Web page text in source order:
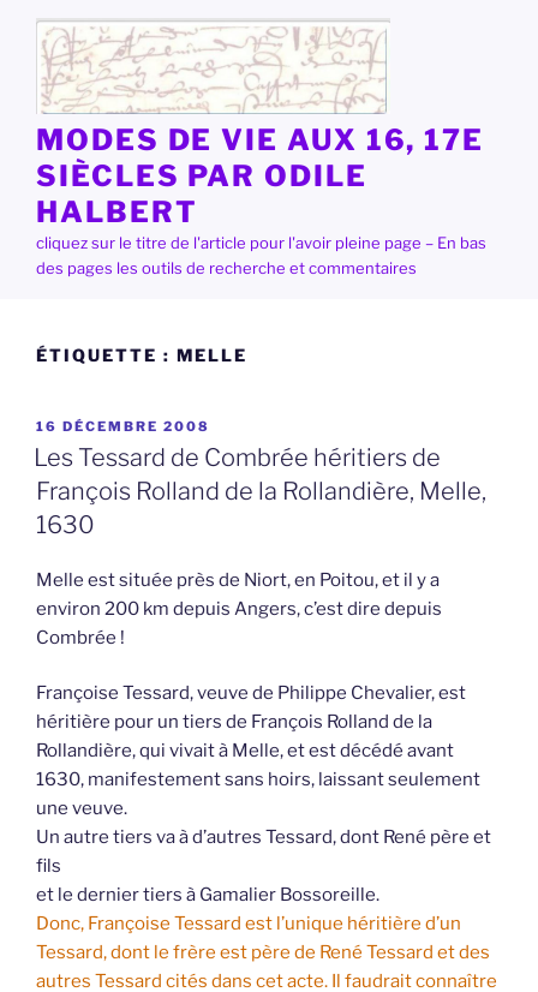
contenu
principal
MODES DE VIE AUX 16, 17E
SIÈCLES PAR ODILE
HALBERT
cliquez sur le titre de l'article pour l'avoir pleine page – En bas
des pages les outils de recherche et commentaires
ÉTIQUETTE : MELLE
PUBLIÉ
LE
16 DÉCEMBRE 2008
Les Tessard de Combrée héritiers de
François Rolland de la Rollandière, Melle,
1630
Melle est située près de Niort, en Poitou, et il y a
environ 200 km depuis Angers, c’est dire depuis
Combrée !
Françoise Tessard, veuve de Philippe Chevalier, est
héritière pour un tiers de François Rolland de la
Rollandière, qui vivait à Melle, et est décédé avant
1630, manifestement sans hoirs, laissant seulement
une veuve.
Un autre tiers va à d’autres Tessard, dont René père et
fils
et le dernier tiers à Gamalier Bossoreille.
Donc, Françoise Tessard est l’unique héritière d’un
Tessard, dont le frère est père de René Tessard et des
autres Tessard cités dans cet acte. Il faudrait connaître